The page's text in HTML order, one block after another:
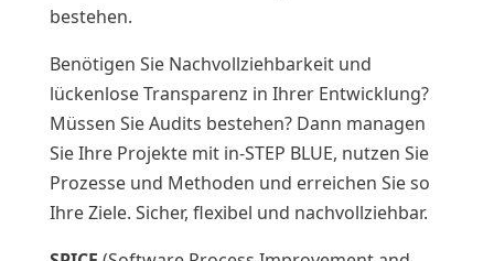
bestehen.
Benötigen Sie Nachvollziehbarkeit und
lückenlose Transparenz in Ihrer Entwicklung?
Müssen Sie Audits bestehen? Dann managen
Sie Ihre Projekte mit in-STEP BLUE, nutzen Sie
Prozesse und Methoden und erreichen Sie so
Ihre Ziele. Sicher, flexibel und nachvollziehbar.